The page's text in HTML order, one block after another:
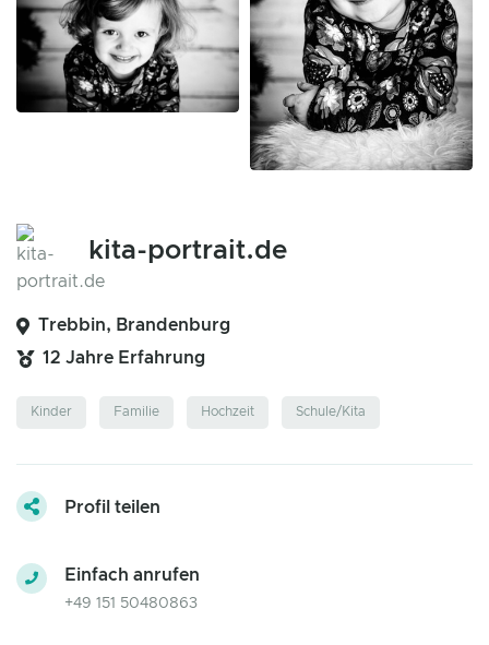
kita-portrait.de
Trebbin, Brandenburg
12 Jahre Erfahrung
Kinder Familie Hochzeit Schule/Kita
Profil teilen
Einfach anrufen
+49 151 50480863